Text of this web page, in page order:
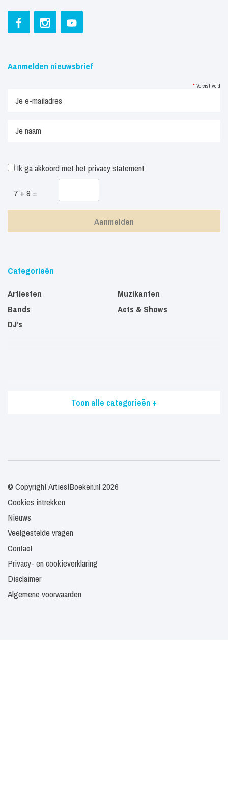
Aanmelden nieuwsbrief
* Vereist veld
Ik ga akkoord met het privacy statement
7 + 9 =
Categorieën
Artiesten
Bands
DJ’s
Muzikanten
Acts & Shows
Toon alle categorieën +
© Copyright ArtiestBoeken.nl 2026
Cookies intrekken
Nieuws
Veelgestelde vragen
Contact
Privacy- en cookieverklaring
Disclaimer
Algemene voorwaarden